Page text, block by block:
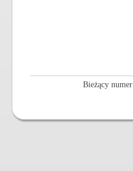
Bieżący numer